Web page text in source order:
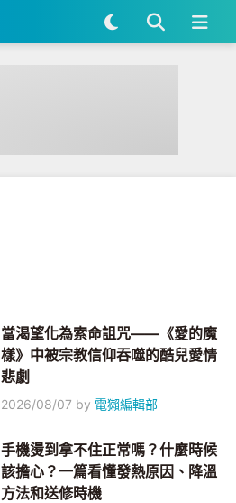
當渴望化為索命詛咒——《愛的魔
樣》中被宗教信仰吞噬的酷兒愛情
悲劇
2026/08/07 by 電獺編輯部
手機燙到拿不住正常嗎？什麼時候
該擔心？一篇看懂發熱原因、降溫
方法和送修時機